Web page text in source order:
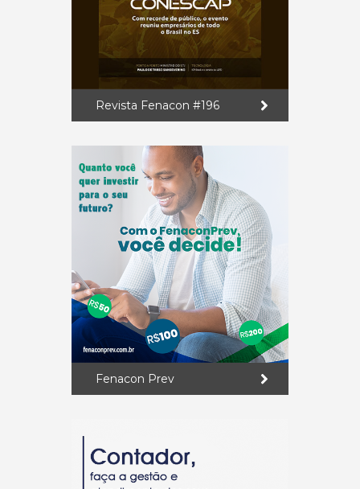
Revista Fenacon #196
Fenacon Prev